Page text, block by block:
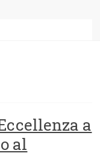
a
al